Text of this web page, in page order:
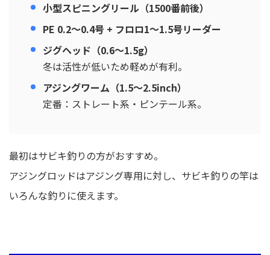
小型スピニングリール（1500番前後）
PE 0.2〜0.4号 + フロロ1〜1.5号リーダー
ジグヘッド（0.6〜1.5g）
冬は活性が低いため軽めが有利。
アジングワーム（1.5〜2.5inch）
定番：ストレート系・ピンテール系。
最初はサビキ釣りの方がおすすめ。
アジングロッドはアジング専用に対し、サビキ釣りの竿は
いろんな釣りに使えます。